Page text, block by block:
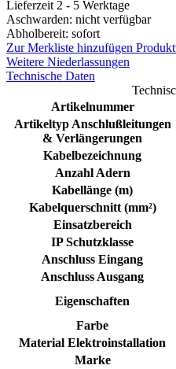
Lieferzeit 2 - 5 Werktage
Aschwarden: nicht verfügbar
Abholbereit: sofort
Zur Merkliste hinzufügen
Weitere Niederlassungen
Technische Daten
Artikelnummer
Artikeltyp Anschlußleitungen
& Verlängerungen
Kabelbezeichnung
Anzahl Adern
Kabellänge (m)
Kabelquerschnitt (mm²)
Einsatzbereich
IP Schutzklasse
Anschluss Eingang
Anschluss Ausgang
Eigenschaften
Farbe
Material Elektroinstallation
Marke